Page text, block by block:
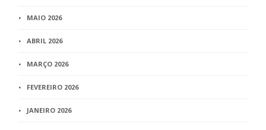
MAIO 2026
ABRIL 2026
MARÇO 2026
FEVEREIRO 2026
JANEIRO 2026